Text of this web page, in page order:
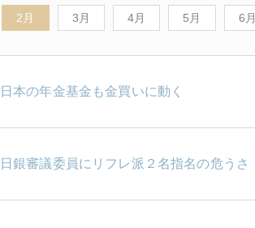
2月 3月 4月 5月 6月
日本の年金基金も金買いに動く
日銀審議委員にリフレ派２名指名の危うさ